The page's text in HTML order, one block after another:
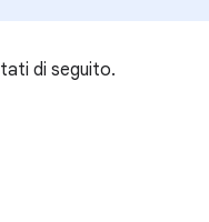
di seguito.